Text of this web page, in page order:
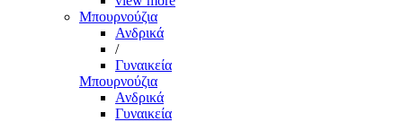
Μπουρνούζια
Ανδρικά
/
Γυναικεία
Μπουρνούζια
Ανδρικά
Γυναικεία